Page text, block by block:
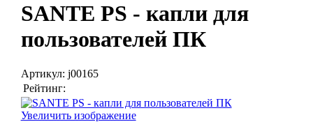
SANTE PS - капли для
пользователей ПК
Артикул: j00165
Рейтинг:
Увеличить изображение